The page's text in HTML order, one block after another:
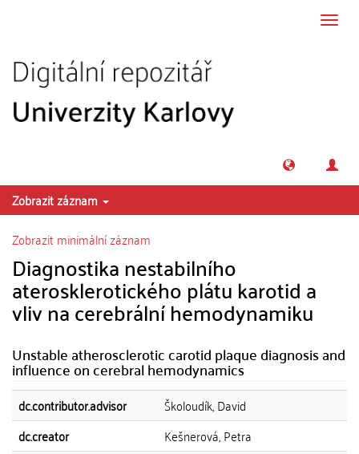
Zobrazit záznam
Zobrazit minimální záznam
Diagnostika nestabilního
aterosklerotického plátu karotid a
vliv na cerebrální hemodynamiku
Unstable atherosclerotic carotid plaque diagnosis and
influence on cerebral hemodynamics
dc.contributor.advisor
Školoudík, David
dc.creator
Kešnerová, Petra